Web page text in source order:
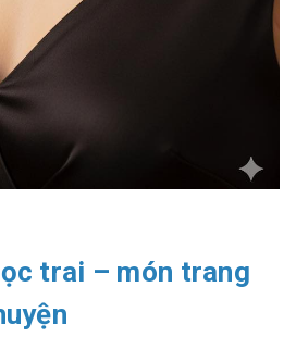
trai – món trang